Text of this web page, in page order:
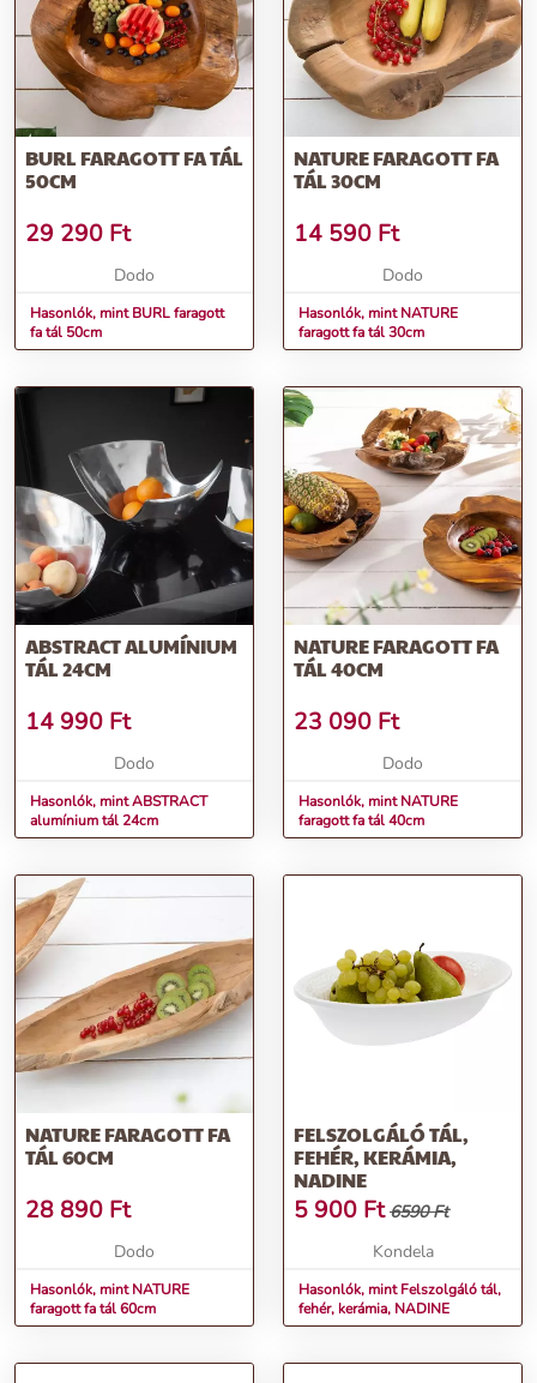
BURL FARAGOTT FA TÁL
50CM
29 290 Ft
Dodo
Hasonlók, mint BURL faragott
fa tál 50cm
NATURE FARAGOTT FA
TÁL 30CM
14 590 Ft
Dodo
Hasonlók, mint NATURE
faragott fa tál 30cm
ABSTRACT ALUMÍNIUM
TÁL 24CM
14 990 Ft
Dodo
Hasonlók, mint ABSTRACT
alumínium tál 24cm
NATURE FARAGOTT FA
TÁL 40CM
23 090 Ft
Dodo
Hasonlók, mint NATURE
faragott fa tál 40cm
NATURE FARAGOTT FA
TÁL 60CM
28 890 Ft
Dodo
Hasonlók, mint NATURE
faragott fa tál 60cm
FELSZOLGÁLÓ TÁL,
FEHÉR, KERÁMIA,
NADINE
5 900 Ft 6590 Ft
Kondela
Hasonlók, mint Felszolgáló tál,
fehér, kerámia, NADINE